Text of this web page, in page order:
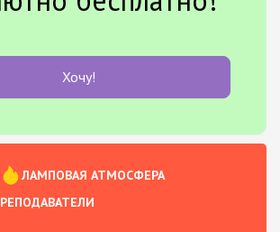
Хочу!
ЛАМПОВАЯ АТМОСФЕРА